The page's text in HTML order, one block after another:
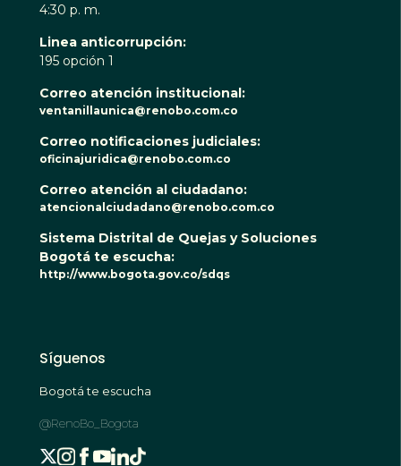
4:30 p. m.
Linea anticorrupción:
195 opción 1
Correo atención institucional:
ventanillaunica@renobo.com.co
Correo notificaciones judiciales:
oficinajuridica@renobo.com.co
Correo atención al ciudadano:
atencionalciudadano@renobo.com.co
Sistema Distrital de Quejas y Soluciones
Bogotá te escucha:
http://www.bogota.gov.co/sdqs
Síguenos
Bogotá te escucha
@RenoBo_Bogota